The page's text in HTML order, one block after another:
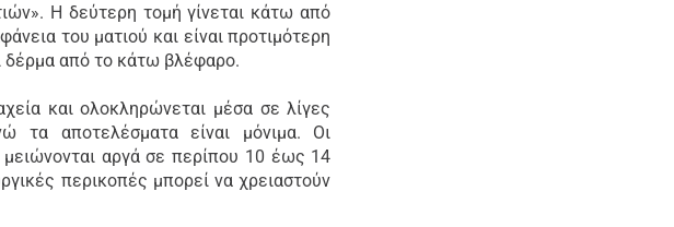
Η δεύτερη τομή γίνεται κάτω από
του ματιού και είναι προτιμότερη
δέρμα από το κάτω βλέφαρο.
και ολοκληρώνεται μέσα σε λίγες
τα αποτελέσματα είναι μόνιμα. Οι
αργά σε περίπου 10 έως 14
περικοπές μπορεί να χρειαστούν